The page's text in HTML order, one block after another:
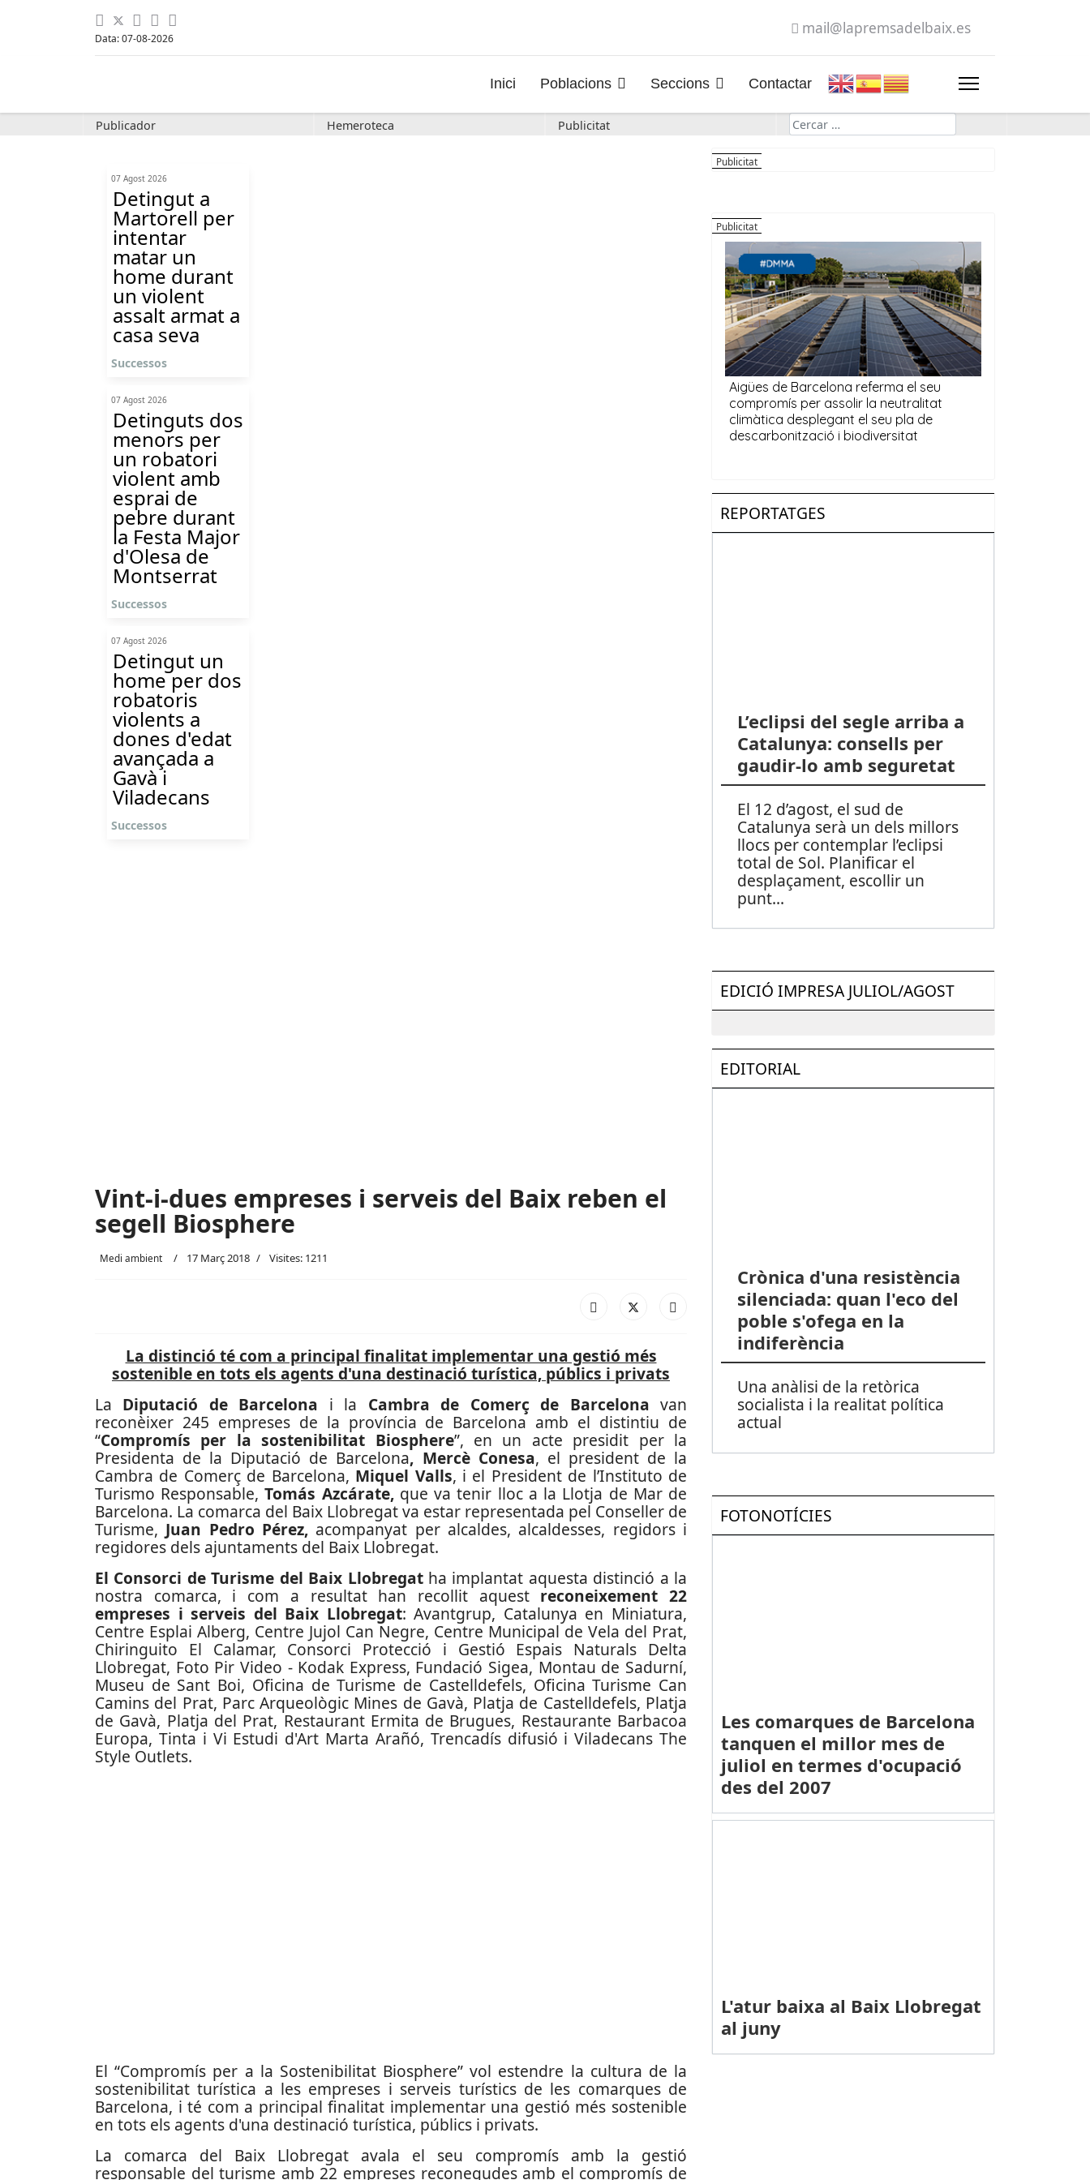
Data: 07-08-2026
mail@lapremsadelbaix.es
Inici Poblacions Seccions Contactar
Publicador Hemeroteca Publicitat Cerca
07 Agost 2026
Detingut a
Martorell per
intentar
matar un
home durant
un violent
assalt armat a
casa seva
Successos
07 Agost 2026
Detinguts dos
menors per
un robatori
violent amb
esprai de
pebre durant
la Festa Major
d'Olesa de
Montserrat
Successos
07 Agost 2026
Detingut un
home per dos
robatoris
violents a
dones d'edat
avançada a
Gavà i
Viladecans
Successos
Vint-i-dues empreses i serveis del Baix reben el
segell Biosphere
Medi ambient 17 Març 2018 Visites: 1211
La distinció té com a principal finalitat implementar una gestió més
sostenible en tots els agents d'una destinació turística, públics i privats
La Diputació de Barcelona i la Cambra de Comerç de Barcelona van
reconèixer 245 empreses de la província de Barcelona amb el distintiu de
“Compromís per la sostenibilitat Biosphere”, en un acte presidit per la
Presidenta de la Diputació de Barcelona, Mercè Conesa, el president de la
Cambra de Comerç de Barcelona, Miquel Valls, i el President de l’Instituto de
Turismo Responsable,Tomás Azcárate,que va tenir lloc a la Llotja de Mar de
Barcelona. La comarca del Baix Llobregat va estar representada pel Conseller de
Turisme, Juan Pedro Pérez, acompanyat per alcaldes, alcaldesses, regidors i
regidores dels ajuntaments del Baix Llobregat.
El Consorci de Turisme del Baix Llobregatha implantat aquesta distinció a la
nostra comarca, i com a resultat han recollit aquest reconeixement 22
empreses i serveis del Baix Llobregat: Avantgrup, Catalunya en Miniatura,
Centre Esplai Alberg, Centre Jujol Can Negre, Centre Municipal de Vela del Prat,
Chiringuito El Calamar, Consorci Protecció i Gestió Espais Naturals Delta
Llobregat, Foto Pir Video - Kodak Express, Fundació Sigea, Montau de Sadurní,
Museu de Sant Boi, Oficina de Turisme de Castelldefels, Oficina Turisme Can
Camins del Prat, Parc Arqueològic Mines de Gavà, Platja de Castelldefels, Platja
de Gavà, Platja del Prat, Restaurant Ermita de Brugues, Restaurante Barbacoa
Europa, Tinta i Vi Estudi d'Art Marta Arañó, Trencadís difusió i Viladecans The
Style Outlets.
El “Compromís per a la Sostenibilitat Biosphere” vol estendre la cultura de la
sostenibilitat turística a les empreses i serveis turístics de les comarques de
Barcelona, i té com a principal finalitat implementar una gestió més sostenible
en tots els agents d'una destinació turística, públics i privats.
La comarca del Baix Llobregat avala el seu compromís amb la gestió
responsable del turisme amb 22 empreses reconegudes amb el compromís de
REPORTATGES
L’eclipsi del segle arriba a
Catalunya: consells per
gaudir-lo amb seguretat
El 12 d’agost, el sud de
Catalunya serà un dels millors
llocs per contemplar l’eclipsi
total de Sol. Planificar el
desplaçament, escollir un
punt...
EDICIÓ IMPRESA JULIOL/AGOST
EDITORIAL
Crònica d'una resistència
silenciada: quan l'eco del
poble s'ofega en la
indiferència
Una anàlisi de la retòrica
socialista i la realitat política
actual
FOTONOTÍCIES
Les comarques de Barcelona
tanquen el millor mes de
juliol en termes d'ocupació
des del 2007
L'atur baixa al Baix Llobregat
al juny